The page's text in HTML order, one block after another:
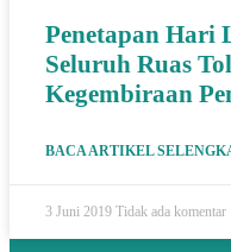
Penetapan Hari
Seluruh Ruas
Kegembiraan
BACA ARTIKEL
3 Juni 2019 Tidak ada komentar